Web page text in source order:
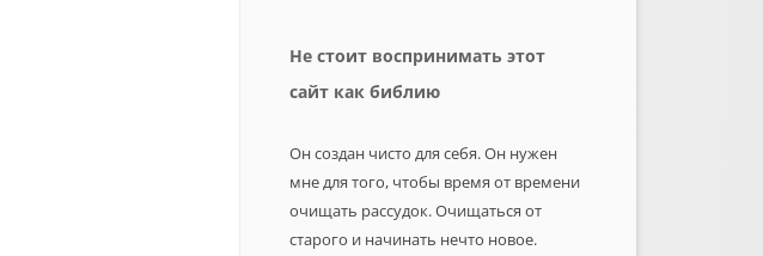
Не стоит воспринимать этот
сайт как библию
Он создан чисто для себя. Он нужен
мне для того, чтобы время от времени
очищать рассудок. Очищаться от
старого и начинать нечто новое.